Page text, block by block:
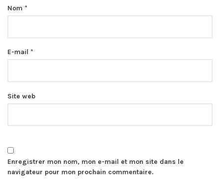
Nom *
E-mail *
Site web
Enregistrer mon nom, mon e-mail et mon site dans le
navigateur pour mon prochain commentaire.